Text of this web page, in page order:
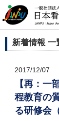
新着情報 一
2017/12/07
【再：一
程教育の
る研修会